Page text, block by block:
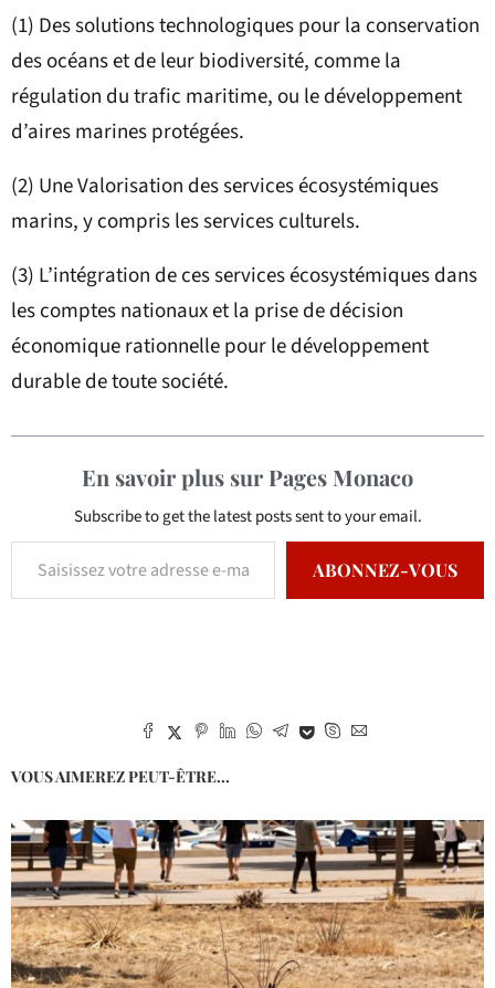
(1) Des solutions technologiques pour la conservation
des océans et de leur biodiversité, comme la
régulation du trafic maritime, ou le développement
d’aires marines protégées.
(2) Une Valorisation des services écosystémiques
marins, y compris les services culturels.
(3) L’intégration de ces services écosystémiques dans
les comptes nationaux et la prise de décision
économique rationnelle pour le développement
durable de toute société.
En savoir plus sur Pages Monaco
Subscribe to get the latest posts sent to your email.
ABONNEZ-VOUS
VOUS AIMEREZ PEUT-ÊTRE...